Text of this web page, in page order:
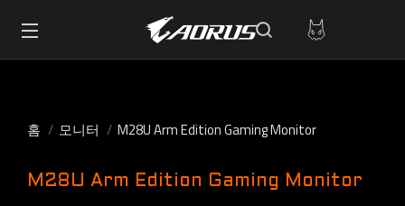
홈 모니터 M28U Arm Edition Gaming Monitor
M28U Arm Edition Gaming Monitor